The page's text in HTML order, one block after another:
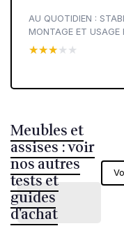
AU QUOTIDIEN :
MONTAGE ET USAGE
★★★★★
★★★★★
Meubles et
assises : voir
nos autres
tests et
guides
d'achat